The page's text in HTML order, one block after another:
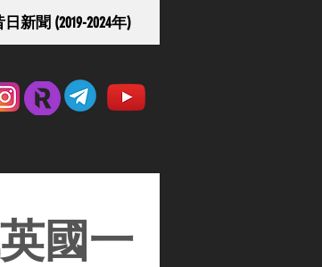
日新聞 (2019-2024年)
國一